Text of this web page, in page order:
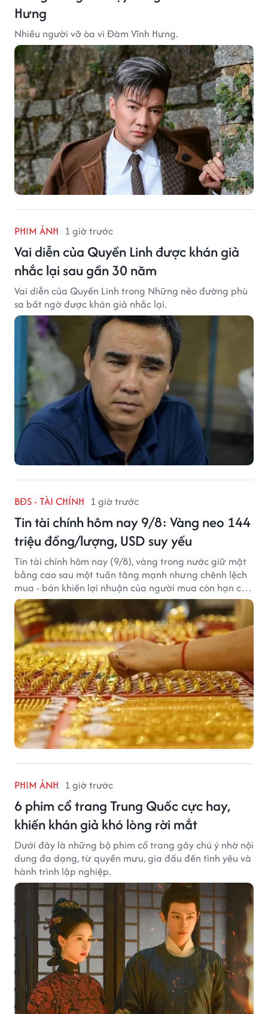
Hưng
Nhiều người vỡ òa vì Đàm Vĩnh Hưng.
PHIM ẢNH 1 giờ trước
Vai diễn của Quyền Linh được khán giả
nhắc lại sau gần 30 năm
Vai diễn của Quyền Linh trong Những nẻo đường phù
sa bất ngờ được khán giả nhắc lại.
BĐS - TÀI CHÍNH 1 giờ trước
Tin tài chính hôm nay 9/8: Vàng neo 144
triệu đồng/lượng, USD suy yếu
Tin tài chính hôm nay (9/8), vàng trong nước giữ mặt
bằng cao sau một tuần tăng mạnh nhưng chênh lệch
mua - bán khiến lợi nhuận của người mua còn hạn chế,
trong khi USD chịu sức ép sau dữ liệu việc làm Mỹ gây
thất vọng.
PHIM ẢNH 1 giờ trước
6 phim cổ trang Trung Quốc cực hay,
khiến khán giả khó lòng rời mắt
Dưới đây là những bộ phim cổ trang gây chú ý nhờ nội
dung đa dạng, từ quyền mưu, gia đấu đến tình yêu và
hành trình lập nghiệp.